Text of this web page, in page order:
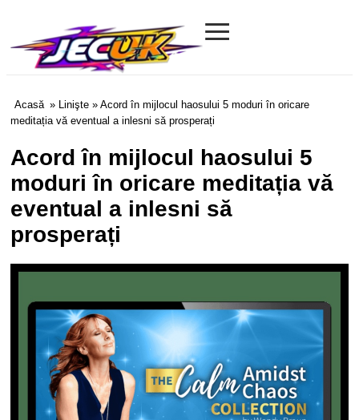
Jecuk.com
≡
Acasă » Linişte » Acord în mijlocul haosului 5 moduri în oricare
meditația vă eventual a inlesni să prosperați
Acord în mijlocul haosului 5
moduri în oricare meditația vă
eventual a inlesni să
prosperați